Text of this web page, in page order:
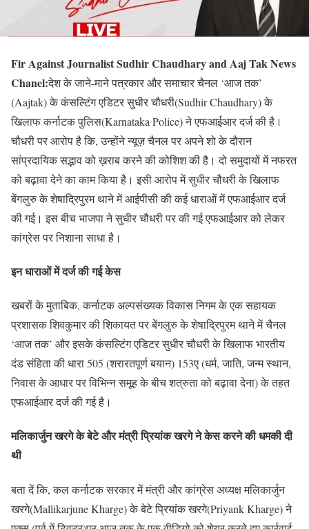
Fir Against Journalist Sudhir Chaudhary and Aaj Tak News
Chanel:देश के जाने-माने पत्रकार और समाचार चैनल ‘आज तक’
(Aajtak) के कंसल्टिंग एडिटर सुधीर चौधरी(Sudhir Chaudhary) के
खिलाफ कर्नाटक पुलिस(Karnataka Police) ने एफआईआर दर्ज की है।
चौधरी पर आरोप है कि, उन्होंने न्यूज़ चैनल पर अपने शो के दौरान
सांप्रदायिक सद्भाव को ख़राब करने की कोशिश की है। दो समुदायों में नफरत
को बढ़ावा देने का काम किया है। इसी आरोप में सुधीर चौधरी के खिलाफ
बेंगलुरु के शेषाद्रिपुरम थाने में आईपीसी की कई धाराओं में एफआईआर दर्ज
की गई। इस बीच भाजपा ने सुधीर चौधरी पर की गई एफआईआर को लेकर
कांग्रेस पर निशाना साधा है।
इन धाराओं में दर्ज की गई केस
खबरों के मुताबिक, कर्नाटक अल्पसंख्यक विकास निगम के एक सहायक
प्रशासक शिवकुमार की शिकायत पर बेंगलुरु के शेषाद्रिपुरम थाने में चैनल
‘आज तक’ और इसके कंसल्टिंग एडिटर सुधीर चौधरी के खिलाफ भारतीय
दंड संहिता की धारा 505 (शरारतपूर्ण बयान) 153ए (धर्म, जाति, जन्म स्थान,
निवास के आधार पर विभिन्न समूह के बीच शत्रुता को बढ़ावा देना) के तहत
एफआईआर दर्ज की गई है।
मलिकार्जुन खरगे के बेटे और मंत्री प्रियांक खरगे ने केस करने की धमकी दी
थी
बता दें कि, कल कर्नाटक सरकार में मंत्री और कांग्रेस अध्यक्ष मलिकार्जुन
खरगे(Mallikarjune Kharge) के बेटे प्रियांक खरगे(Priyank Kharge) ने